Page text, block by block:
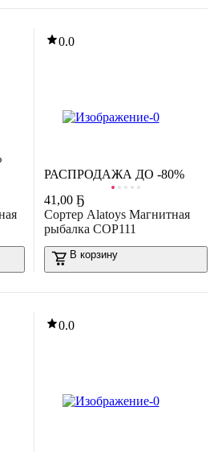
0.0
РАСПРОДАЖА ДО -80%
41 ,00 Ҕ
Сортер Alatoys Магнитная
рыбалка СОР111
В корзину
0.0